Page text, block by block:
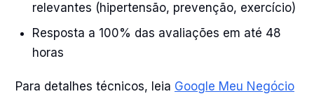
relevantes (hipertensão, prevenção, exercício)
Resposta a 100% das avaliações em até 48
horas
Para detalhes técnicos, leia Google Meu Negócio